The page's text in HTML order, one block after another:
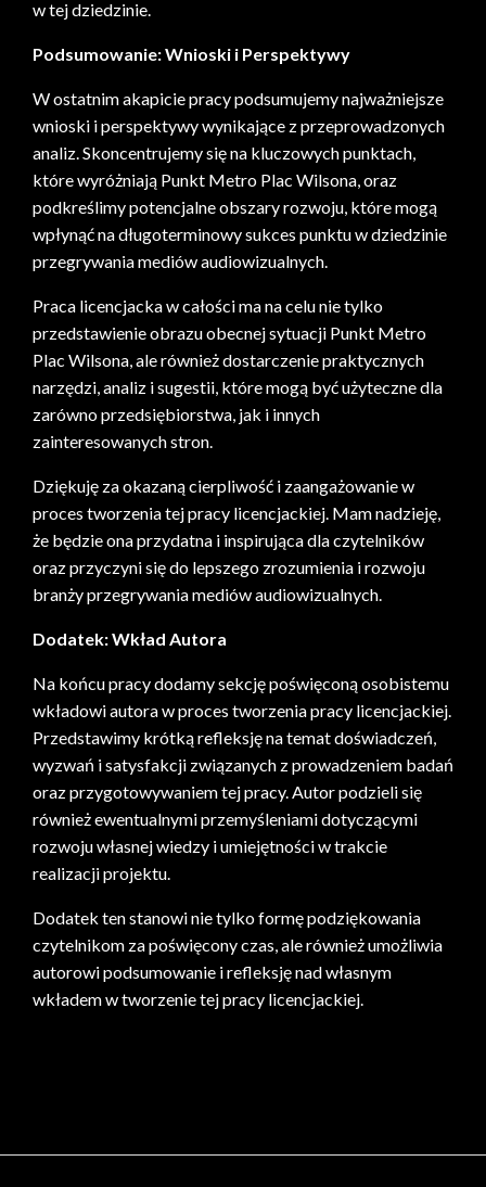
w tej dziedzinie.
Podsumowanie: Wnioski i Perspektywy
W ostatnim akapicie pracy podsumujemy najważniejsze
wnioski i perspektywy wynikające z przeprowadzonych
analiz. Skoncentrujemy się na kluczowych punktach,
które wyróżniają Punkt Metro Plac Wilsona, oraz
podkreślimy potencjalne obszary rozwoju, które mogą
wpłynąć na długoterminowy sukces punktu w dziedzinie
przegrywania mediów audiowizualnych.
Praca licencjacka w całości ma na celu nie tylko
przedstawienie obrazu obecnej sytuacji Punkt Metro
Plac Wilsona, ale również dostarczenie praktycznych
narzędzi, analiz i sugestii, które mogą być użyteczne dla
zarówno przedsiębiorstwa, jak i innych
zainteresowanych stron.
Dziękuję za okazaną cierpliwość i zaangażowanie w
proces tworzenia tej pracy licencjackiej. Mam nadzieję,
że będzie ona przydatna i inspirująca dla czytelników
oraz przyczyni się do lepszego zrozumienia i rozwoju
branży przegrywania mediów audiowizualnych.
Dodatek: Wkład Autora
Na końcu pracy dodamy sekcję poświęconą osobistemu
wkładowi autora w proces tworzenia pracy licencjackiej.
Przedstawimy krótką refleksję na temat doświadczeń,
wyzwań i satysfakcji związanych z prowadzeniem badań
oraz przygotowywaniem tej pracy. Autor podzieli się
również ewentualnymi przemyśleniami dotyczącymi
rozwoju własnej wiedzy i umiejętności w trakcie
realizacji projektu.
Dodatek ten stanowi nie tylko formę podziękowania
czytelnikom za poświęcony czas, ale również umożliwia
autorowi podsumowanie i refleksję nad własnym
wkładem w tworzenie tej pracy licencjackiej.